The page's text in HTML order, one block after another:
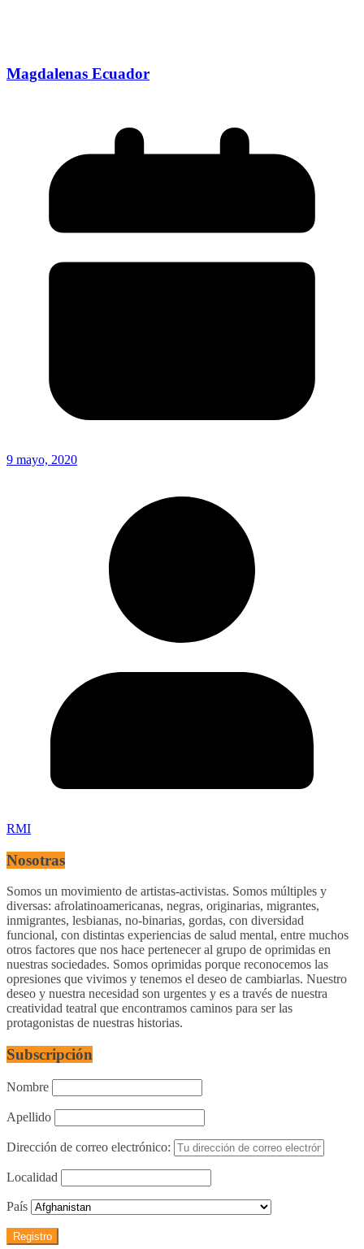
Magdalenas Ecuador
9 mayo, 2020
RMI
Nosotras
Somos un movimiento de artistas-activistas. Somos múltiples y
diversas: afrolatinoamericanas, negras, originarias, migrantes,
inmigrantes, lesbianas, no-binarias, gordas, con diversidad
funcional, con distintas experiencias de salud mental, entre muchos
otros factores que nos hace pertenecer al grupo de oprimidas en
nuestras sociedades. Somos oprimidas porque reconocemos las
opresiones que vivimos y tenemos el deseo de cambiarlas. Nuestro
deseo y nuestra necesidad son urgentes y es a través de nuestra
creatividad teatral que encontramos caminos para ser las
protagonistas de nuestras historias.
Subscripción
Nombre
Apellido
Dirección de correo electrónico:
Localidad
País